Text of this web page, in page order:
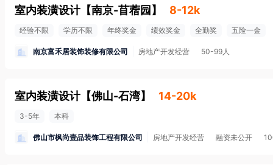
室内装潢设计 【南京-苜蓿园 】 8-12k
经验不限 学历不限 年终奖金 绩效奖金 全勤奖 五险一金
南京富禾居装饰装修有限公司 房地产开发经营 50-99人
室内装潢设计 【佛山-石湾】 14-20k
3-5年 本科
佛山市枫尚壹品装饰工程有限公司 房地产开发经营 融资未公开